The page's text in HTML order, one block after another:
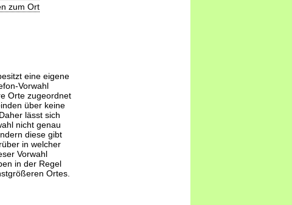
zum Ort
eine eigene
Vorwahl
Orte zugeordnet
über keine
lässt sich
nicht genau
diese gibt
in welcher
Vorwahl
in der Regel
Ortes.